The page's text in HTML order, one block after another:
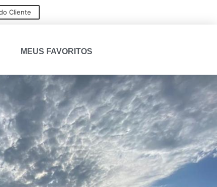
Cliente
MEUS FAVORITOS